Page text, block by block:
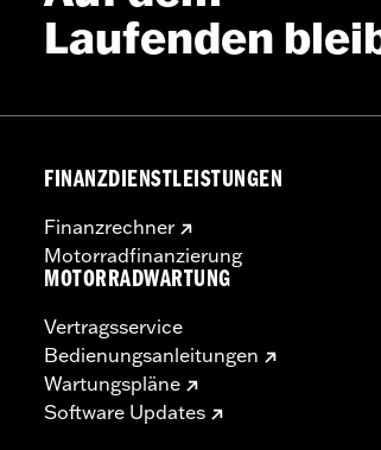
Laufenden
FINANZDIENSTLEISTUNGEN
Finanzrechner
Motorradfinanzierung
MOTORRADWARTUNG
Vertragsservice
Bedienungsanleitungen
Wartungspläne
Software Updates